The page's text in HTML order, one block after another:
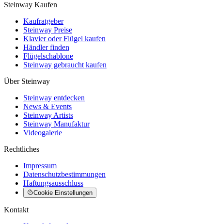
Steinway Kaufen
Kaufratgeber
Steinway Preise
Klavier oder Flügel kaufen
Händler finden
Flügelschablone
Steinway gebraucht kaufen
Über Steinway
Steinway entdecken
News & Events
Steinway Artists
Steinway Manufaktur
Videogalerie
Rechtliches
Impressum
Datenschutzbestimmungen
Haftungsausschluss
Cookie Einstellungen
Kontakt